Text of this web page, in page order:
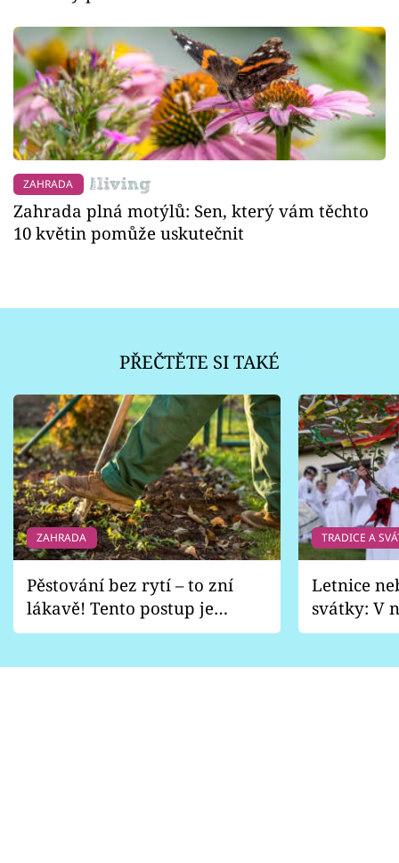
ZAHRADA
Zahrada plná motýlů: Sen, který vám těchto
10 květin pomůže uskutečnit
PŘEČTĚTE SI TAKÉ
ZAHRADA
Pěstování bez rytí – to zní
lákavě! Tento postup je
vhodný jen pro některé
TRADICE A
Letnice
svátky: V
pondělí